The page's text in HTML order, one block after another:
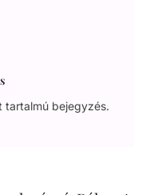
tartalmú bejegyzés.